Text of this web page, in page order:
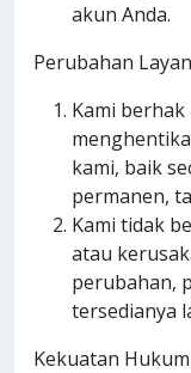
akun Anda.
Perubahan
Kami
kami, baik
permanen,
Kami tidak
atau
perubahan,
tersedianya
Kekuatan Hukum